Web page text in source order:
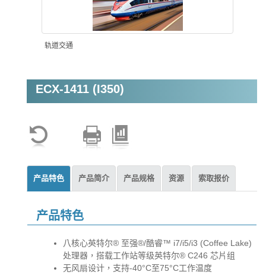
轨道交通
机器视觉
ECX-1411 (I350)
产品特色 产品简介 产品规格 资源 索取报价
产品特色
八核心英特尔® 至强®/酷睿™ i7/i5/i3 (Coffee Lake)
处理器，搭载工作站等级英特尔® C246 芯片组
无风扇设计，支持-40°C至75°C工作温度